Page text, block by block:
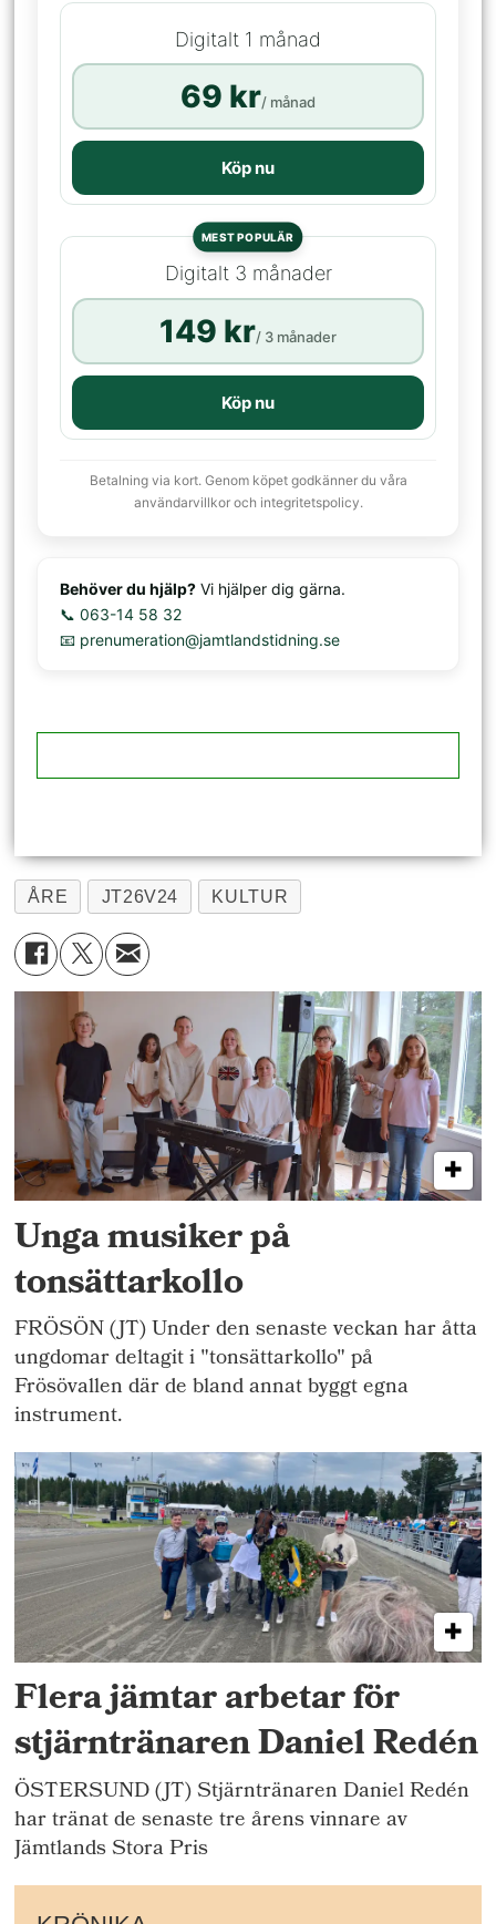
Digitalt 1 månad
69 kr/ månad
Köp nu
MEST POPULÄR
Digitalt 3 månader
149 kr/ 3 månader
Köp nu
Betalning via kort. Genom köpet godkänner du våra
användarvillkor och integritetspolicy.
Behöver du hjälp? Vi hjälper dig gärna.
📞 063-14 58 32
📧 prenumeration@jamtlandstidning.se
ÅRE JT26V24 KULTUR
Unga musiker på
tonsättarkollo
FRÖSÖN (JT) Under den senaste veckan har åtta
ungdomar deltagit i "tonsättarkollo" på
Frösövallen där de bland annat byggt egna
instrument.
Flera jämtar arbetar för
stjärntränaren Daniel Redén
ÖSTERSUND (JT) Stjärntränaren Daniel Redén
har tränat de senaste tre årens vinnare av
Jämtlands Stora Pris